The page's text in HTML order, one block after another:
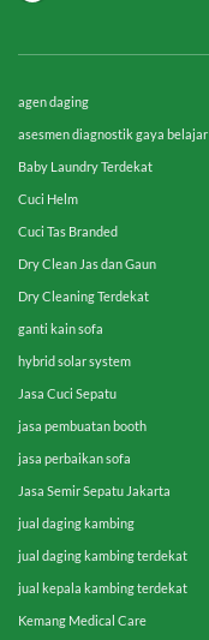
agen daging
asesmen diagnostik gaya belajar
Baby Laundry Terdekat
Cuci Helm
Cuci Tas Branded
Dry Clean Jas dan Gaun
Dry Cleaning Terdekat
ganti kain sofa
hybrid solar system
Jasa Cuci Sepatu
jasa pembuatan booth
jasa perbaikan sofa
Jasa Semir Sepatu Jakarta
jual daging kambing
jual daging kambing terdekat
jual kepala kambing terdekat
Kemang Medical Care